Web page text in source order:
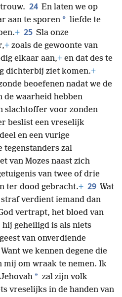
24 En laten we op
aan te sporen * liefde te
+ 25 Sla onze
+ zoals de gewoonte van
elkaar aan,+ en dat des te
dichterbij ziet komen.+
beoefenen nadat we de
de waarheid hebben
slachtoffer voor zonden
beslist een vreselijk
en een vurige
tegenstanders zal
van Mozes naast zich
van twee of drie
ter dood gebracht.+ 29 Wat
verdient iemand dan
vertrapt, het bloed van
geheiligd is als niets
van onverdiende
Want we kennen degene die
mij om wraak te nemen. Ik
* zal zijn volk
vreselijks in de handen van